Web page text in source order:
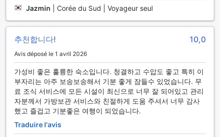
Jazmin Corée du Sud | Voyageur seul
추천합니다! 10,0
Avis déposé le 1 avril 2026
가성비 좋은 훌륭한 숙소입니다. 청결하고 수압도 좋고 특히 이
부자리는 아주 보송보송해서 기분 좋게 잠들수 있었습니다. 무
료 조식 서비스에 모든 시설이 최신으로 너무 잘 되어있고 관리
자분께서 가방보관 서비스와 친절하게 도움 주셔서 너무 감사
했고 즐겁고 기분좋은 여행이 되었습니다.
Traduire l'avis